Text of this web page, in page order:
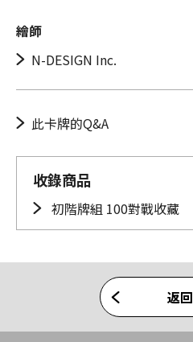
繪師
N-DESIGN Inc.
此卡牌的Q&A
收錄商品
初階牌組 100對戰收藏
返回